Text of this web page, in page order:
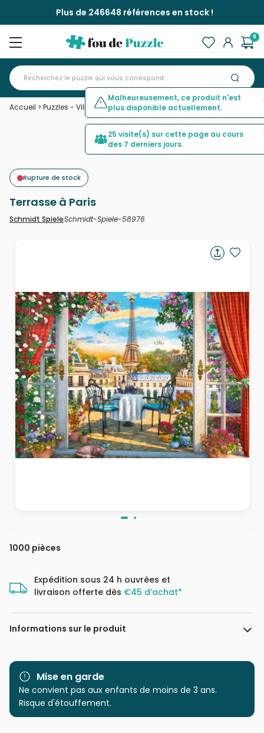
Plus de 246648 références en stock !
0
Accueil > Puzzles - Villes et Villages>Terrasse à Paris
Rupture de stock
Terrasse à Paris
Schmidt SpieleSchmidt-Spiele-58976
1000 pièces
Expédition sous 24 h ouvrées et
livraison offerte dès €45 d’achat*
Informations sur le produit
Marque Schmidt Spiele
Catégorie Puzzles - Villes et Villages
Age
Puzzle pour Adultes (500 à
Mise en garde
Ne convient pas aux enfants de moins de 3 ans.
Risque d'étouffement.
Malheureusement, ce produit n'est
plus disponible actuellement.
25 visite(s) sur cette page au cours
des 7 derniers jours.